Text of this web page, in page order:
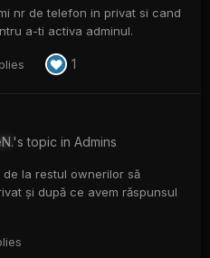
nr de telefon in privat si cand
a-ti activa adminul.
1
's topic in Admins
la restul ownerilor să
și după ce avem răspunsul